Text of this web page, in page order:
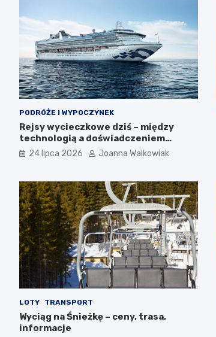
PODRÓŻE I WYPOCZYNEK
Rejsy wycieczkowe dziś – między
technologią a doświadczeniem
podróży
24 lipca 2026 Joanna Walkowiak
LOTY TRANSPORT
Wyciąg na Śnieżkę – ceny, trasa,
informacje